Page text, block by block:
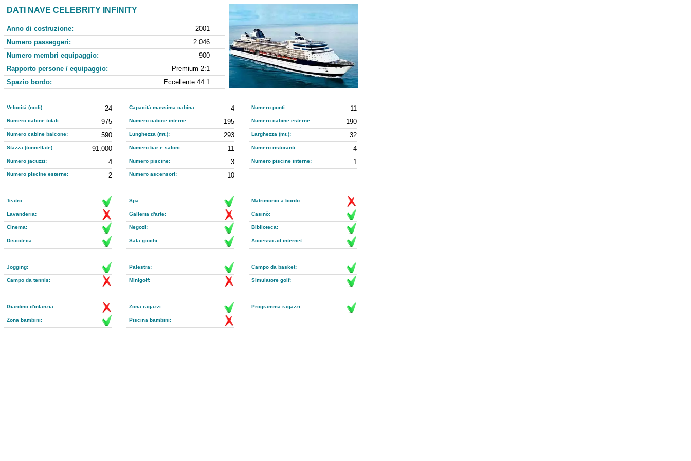
DATI NAVE CELEBRITY INFINITY
Anno di costruzione:
2001
Numero passeggeri:
2.046
Numero membri equipaggio:
900
Rapporto persone / equipaggio:
Premium 2:1
Spazio bordo:
Eccellente 44:1
Velocità (nodi): 24 Capacità massima cabina: 4 Numero ponti: 11
Numero cabine totali: 975 Numero cabine interne: 195 Numero cabine esterne: 190
Numero cabine balcone: 590 Lunghezza (mt.): 293 Larghezza (mt.): 32
Stazza (tonnellate): 91.000 Numero bar e saloni: 11 Numero ristoranti: 4
Numero jacuzzi: 4 Numero piscine: 3 Numero piscine interne: 1
Numero piscine esterne: 2 Numero ascensori: 10
Teatro: Spa: Matrimonio a bordo:
Lavanderia: Galleria d'arte: Casinò:
Cinema: Negozi: Biblioteca:
Discoteca: Sala giochi: Accesso ad internet:
Jogging: Palestra: Campo da basket:
Campo da tennis: Minigolf: Simulatore golf:
Giardino d'infanzia: Zona ragazzi: Programma ragazzi:
Zona bambini: Piscina bambini: